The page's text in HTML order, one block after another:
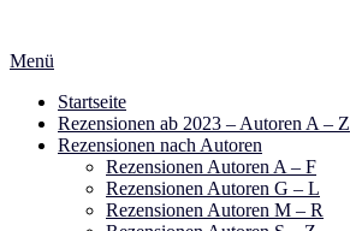
springen
Menü
Startseite
Rezensionen ab 2023 – Autoren A – Z
Rezensionen nach Autoren
Rezensionen Autoren A – F
Rezensionen Autoren G – L
Rezensionen Autoren M – R